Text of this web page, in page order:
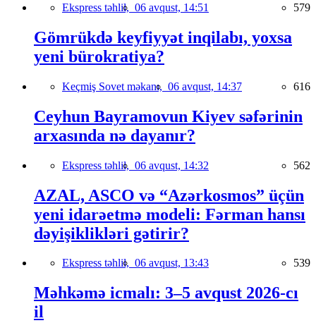
Ekspress təhlil, 06 avqust, 14:51 579
Gömrükdə keyfiyyət inqilabı, yoxsa
yeni bürokratiya?
Keçmiş Sovet məkanı, 06 avqust, 14:37 616
Ceyhun Bayramovun Kiyev səfərinin
arxasında nə dayanır?
Ekspress təhlil, 06 avqust, 14:32 562
AZAL, ASCO və “Azərkosmos” üçün
yeni idarəetmə modeli: Fərman hansı
dəyişiklikləri gətirir?
Ekspress təhlil, 06 avqust, 13:43 539
Məhkəmə icmalı: 3–5 avqust 2026-cı
il